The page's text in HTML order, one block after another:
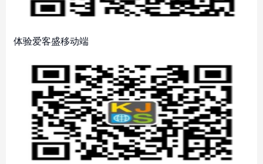
体验爱客盛移动端